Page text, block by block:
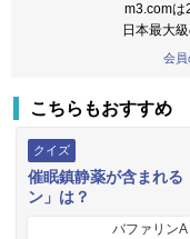
m3.comは
日本最大
会員
こちらもおすすめ
クイズ
催眠鎮静薬が含まれる
ン」は？
バファリンA